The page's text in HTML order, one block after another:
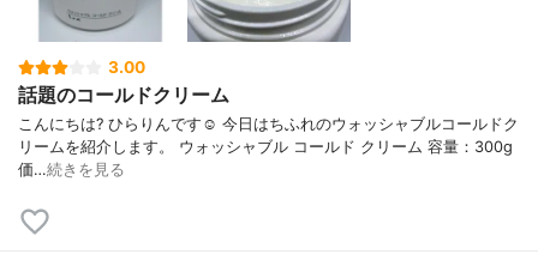
3.00
話題のコールドクリーム
こんにちは? ひらりんです☺️ 今日はちふれのウォッシャブルコールドク
リームを紹介します。 ウォッシャブル コールド クリーム 容量：300g
価…続きを見る